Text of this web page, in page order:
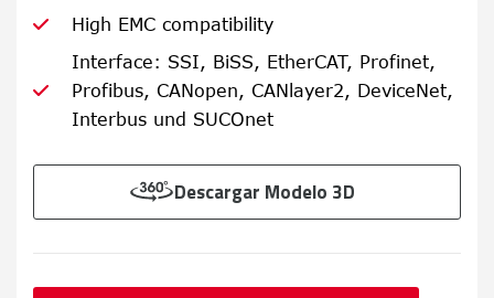
High EMC compatibility
Interface: SSI, BiSS, EtherCAT, Profinet,
Profibus, CANopen, CANlayer2, DeviceNet,
Interbus und SUCOnet
Descargar Modelo 3D